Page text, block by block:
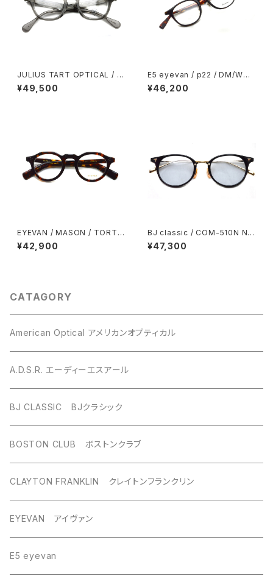
JULIUS TART OPTICAL / A
R / ブリッジ:22ｍｍ / GREY C
RYSTAL 2 グレークリスタル 2
¥49,500
E5 eyevan / p22 / DM/WG
デミ・べっこう柄/ホワイトゴール
ド ウェリントン フレーム メガネ
¥46,200
EYEVAN / MASON / TORT
トータス・べっこう柄 クラウンパ
ント セルフレーム フレンチヴィ
¥42,900
BJ classic / COM-510N NT
Sun / 48-21size /C1-1a ブラ
ック-ゴールド-ライトブルーグレ
¥47,300
CATAGORY
American Optical アメリカンオプティカル
A.D.S.R. エーディーエスアール
BJ CLASSIC BJクラシック
BOSTON CLUB ボストンクラブ
CLAYTON FRANKLIN クレイトンフランクリン
EYEVAN アイヴァン
E5 eyevan